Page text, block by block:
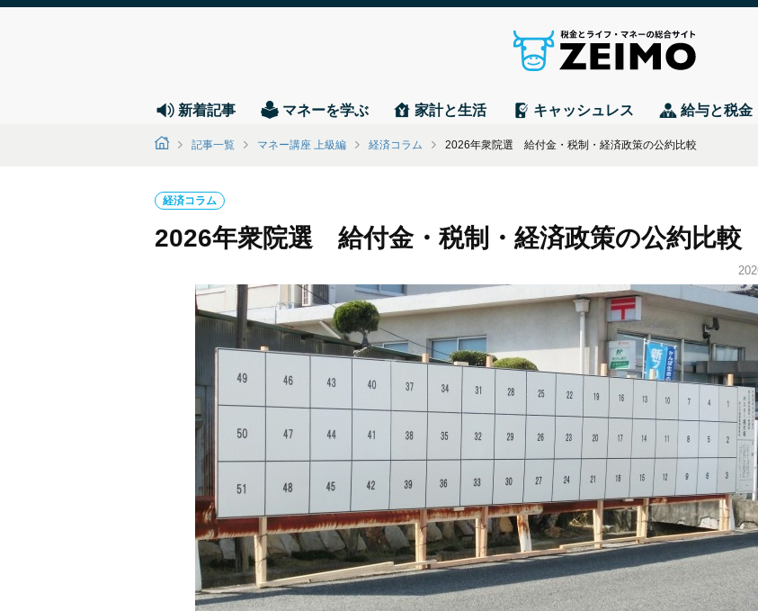
新着記事 マネーを学ぶ 家計と生活 キャッシュレス 給与と税金
記事一覧 マネー講座 上級編 経済コラム 2026年衆院選 給付金・税制・経済政策の公約比較
経済コラム
2026年衆院選 給付金・税制・経済政策の公約比較